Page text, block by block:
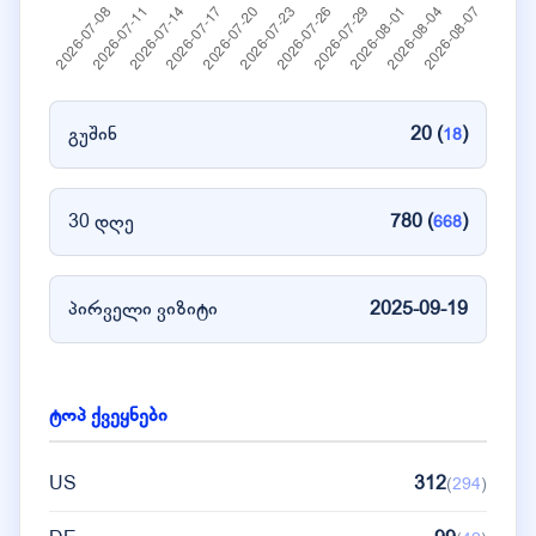
გუშინ 20 (18)
30 დღე 780 (668)
პირველი ვიზიტი 2025-09-19
ტოპ ქვეყნები
US 312(294)